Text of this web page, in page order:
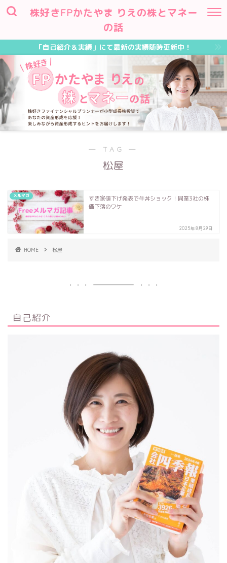
株好きFPかたやま りえの株とマネー
の話
「自己紹介＆実績」にて最新の実績随時更新中！
― TAG ―
松屋
メルマガ
すき家値下げ発表で牛丼ショック！同業3社の株
価下落のワケ
2025年8月29日
HOME 松屋
自己紹介